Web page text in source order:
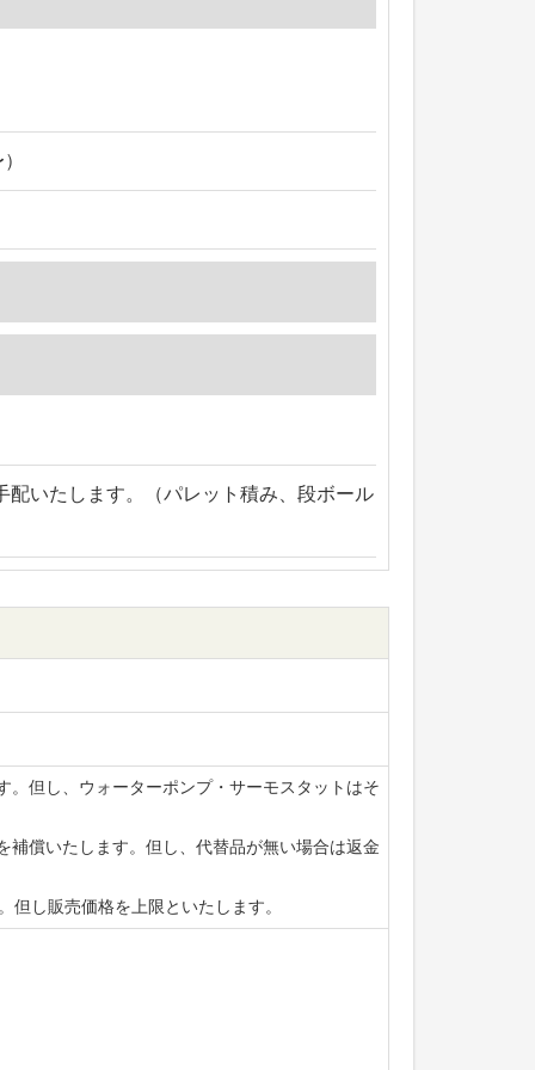
いたします。（パレット積み、段ボール
但し、ウォーターポンプ・サーモスタットはそ
償いたします。但し、代替品が無い場合は返金
し販売価格を上限といたします。